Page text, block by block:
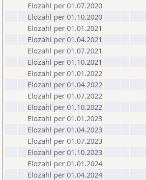
Elozahl per 01.07.2020
Elozahl per 01.10.2020
Elozahl per 01.01.2021
Elozahl per 01.04.2021
Elozahl per 01.07.2021
Elozahl per 01.10.2021
Elozahl per 01.01.2022
Elozahl per 01.04.2022
Elozahl per 01.07.2022
Elozahl per 01.10.2022
Elozahl per 01.01.2023
Elozahl per 01.04.2023
Elozahl per 01.07.2023
Elozahl per 01.10.2023
Elozahl per 01.01.2024
Elozahl per 01.04.2024